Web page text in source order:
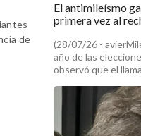
de
El antimileísmo
primera vez al
(28/07/26 -
año de las
observó que el